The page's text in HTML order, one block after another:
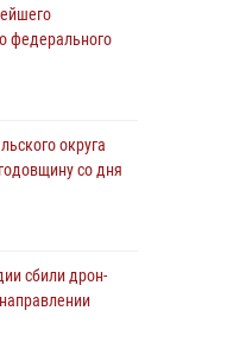
в разные
долга,
области
федерального
округа
со дня
сбили дрон-